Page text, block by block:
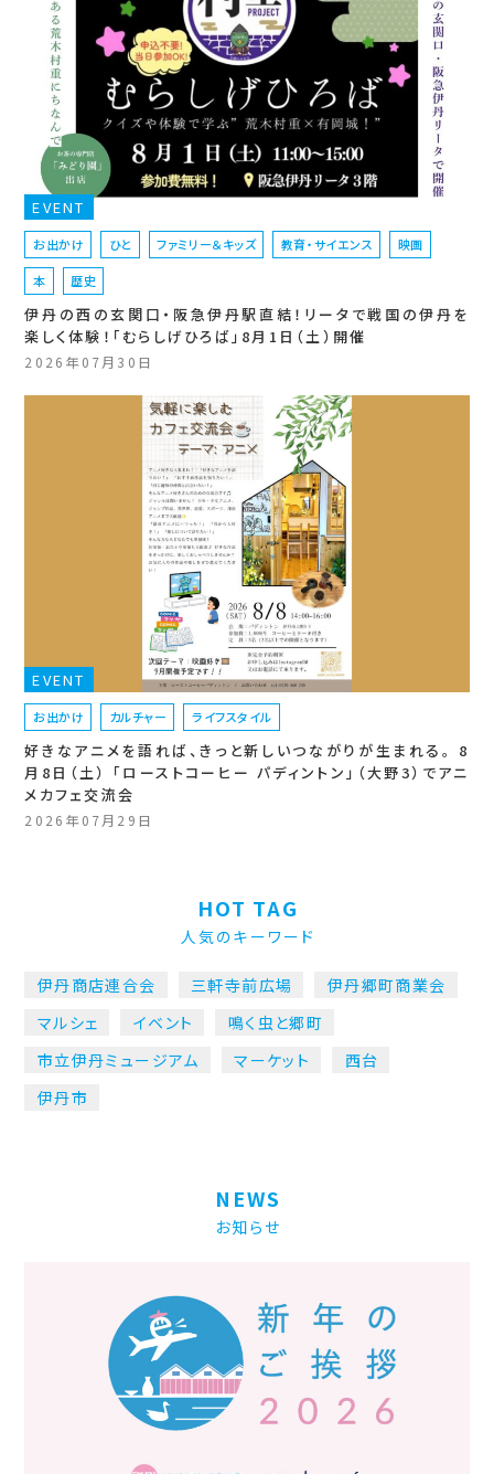
EVENT
お出かけ ひと ファミリー＆キッズ 教育・サイエンス 映画
本 歴史
伊丹の西の玄関口・阪急伊丹駅直結！リータで戦国の伊丹を
楽しく体験！「むらしげひろば」8月1日（土）開催
2026年07月30日
EVENT
お出かけ カルチャー ライフスタイル
好きなアニメを語れば、きっと新しいつながりが生まれる。 8
月8日（土） 「ローストコーヒー パディントン」（大野3）でアニ
メカフェ交流会
2026年07月29日
HOT TAG
人気のキーワード
伊丹商店連合会 三軒寺前広場
伊丹郷町商業会
マルシェ
イベント
鳴く虫と郷町
市立伊丹ミュージアム
マーケット
西台
伊丹市
NEWS
お知らせ